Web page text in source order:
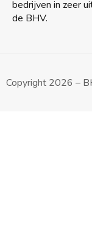
bedrijven in zeer
de BHV.
Copyright 2026 –